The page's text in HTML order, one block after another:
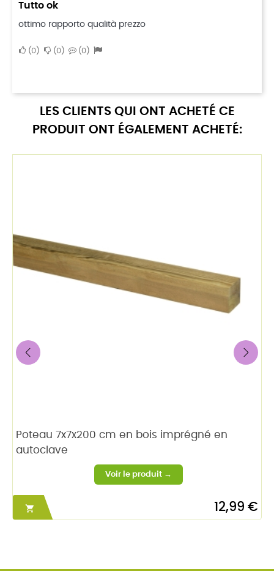
Tutto ok
ottimo rapporto qualità prezzo
0 0 0
LES CLIENTS QUI ONT ACHETÉ CE
PRODUIT ONT ÉGALEMENT ACHETÉ:
Poteau 7x7x200 cm en bois imprégné en
autoclave
 12,99 €